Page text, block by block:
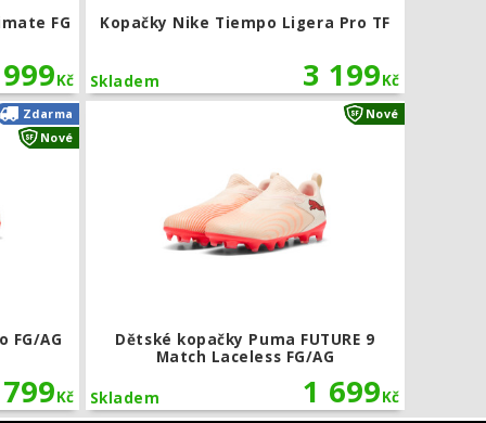
FG
Kč
Kopačky Nike Tiempo Ligera Pro TF
3 199Kč
Skladem
FG/AG
Kč
Zdarma
Nové
Dětské kopačky Puma FUTURE 9
Match Laceless FG/AG
1 699Kč
Skladem
Nové